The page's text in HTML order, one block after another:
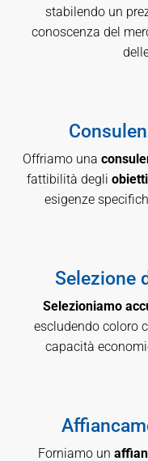
stabilendo un
conoscenza del
Offriamo una
fattibilità degli
esigenze
Selezione
Selezioniamo
escludendo coloro
capacità
Forniamo un